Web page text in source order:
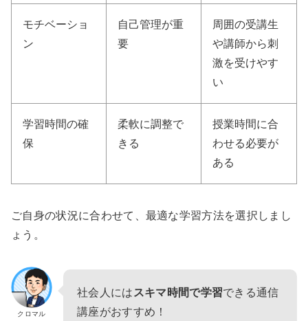
モチベーショ
ン
自己管理が重
要
周囲の受講生
や講師から刺
激を受けやす
い
学習時間の確
保
柔軟に調整で
きる
授業時間に合
わせる必要が
ある
ご自身の状況に合わせて、最適な学習方法を選択しまし
ょう。
クロマル
社会人には スキマ時間で学習できる通信
講座がおすすめ！